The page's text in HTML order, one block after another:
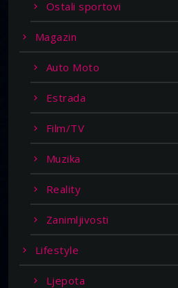
Ostali sportovi
Magazin
Auto Moto
Estrada
Film/TV
Muzika
Reality
Zanimljivosti
Lifestyle
Ljepota